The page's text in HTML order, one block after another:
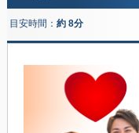
目安時間： 約 8分